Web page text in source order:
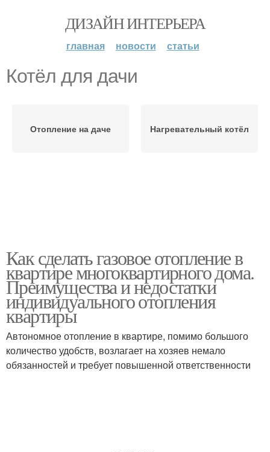
ДИЗАЙН ИНТЕРЬЕРА
главная новости статьи
Котёл для дачи
Отопление на даче Нагревательный котёл
Как сделать газовое отопление в
квартире многоквартирного дома.
Преимущества и недостатки
индивидуального отопления
квартиры
Автономное отопление в квартире, помимо большого
количество удобств, возлагает на хозяев немало
обязанностей и требует повышенной ответственности